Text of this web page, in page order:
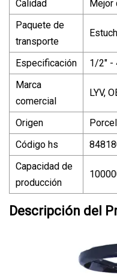
Calidad
Mejor
Paquete de
transporte
Especificación
1/2" -
Marca
comercial
LYV,
Origen
Código hs
Capacidad de
producción
Descripción del